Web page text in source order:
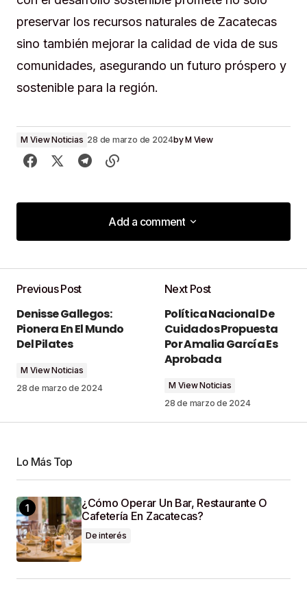
preservar los recursos naturales de Zacatecas
sino también mejorar la calidad de vida de sus
comunidades, asegurando un futuro próspero y
sostenible para la región.
M View Noticias 28 de marzo de 2024byM View
Add a comment
Add a comment
Tu dirección de correo electrónico no será
publicada. Los campos obligatorios están
marcados con*
Comment
Your Name
Your E-Mail*
Guardar Mi Nombre, Correo Electrónico Y Sitio
Web En Este Navegador Para La Próxima Vez
Previous Post
Denisse Gallegos:
Pionera En El Mundo
Del Pilates
M View Noticias
28 de marzo de 2024
Next Post
Política Nacional De
Cuidados Propuesta
Por Amalia García Es
Aprobada
M View Noticias
28 de marzo de 2024
Lo Más Top
¿Cómo Operar Un Bar, Restaurante O
Cafetería En Zacatecas?
De interés